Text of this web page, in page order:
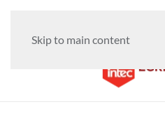
Skip to main content